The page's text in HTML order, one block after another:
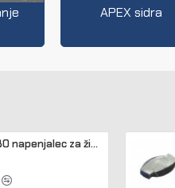
APEX sidra
Gripple JUMBO napenjalec za žico 2,50 - 3,15 mm (pakir. 20 kos)